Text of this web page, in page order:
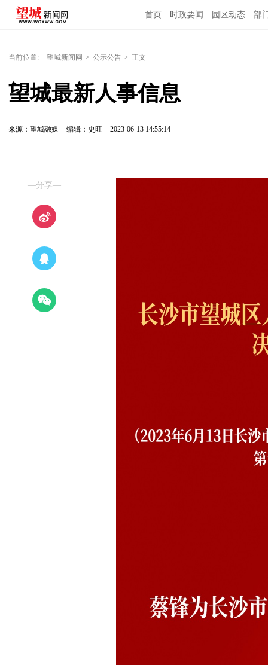
首页 时政要闻 园区动态 部
当前位置: 望城新闻网 > 公示公告 > 正文
望城最新人事信息
来源：望城融媒 编辑：史旺 2023-06-13 14:55:14
—分享—